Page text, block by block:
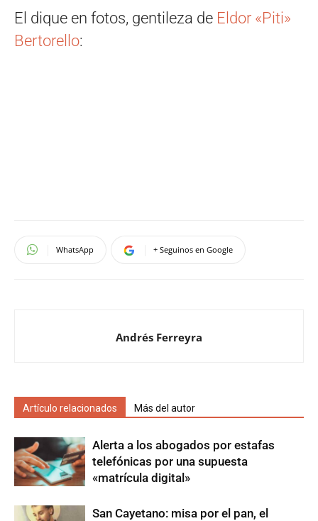
El dique en fotos, gentileza de Eldor «Piti»
Bertorello:
WhatsApp + Seguinos en Google
Andrés Ferreyra
Artículo relacionados Más del autor
Alerta a los abogados por estafas
telefónicas por una supuesta
«matrícula digital»
San Cayetano: misa por el pan, el